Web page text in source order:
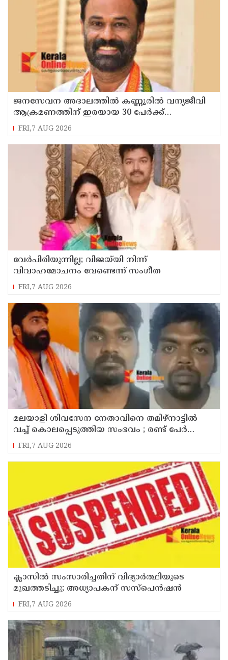
ജനസേവന അദാലത്തിൽ കണ്ണൂരിൽ വന്യജീവി
ആക്രമണത്തിന് ഇരയായ 30 പേർക്ക്
സഹായധനം അനുവദിച്ചു
FRI,7 AUG 2026
വേർപിരിയുന്നില്ല; വിജയ്‍യി നിന്ന്
വിവാഹമോചനം വേണ്ടെന്ന് സംഗീത
FRI,7 AUG 2026
മലയാളി ശിവസേന നേതാവിനെ തമിഴ്നാട്ടിൽ
വച്ച് കൊലപ്പെടുത്തിയ സംഭവം ; രണ്ട് പേർ
പിടിയിൽ
FRI,7 AUG 2026
ക്ലാസിൽ സംസാരിച്ചതിന് വിദ്യാര്‍ത്ഥിയുടെ
മുഖത്തടിച്ചു; അധ്യാപകന് സസ്പെൻഷൻ
FRI,7 AUG 2026